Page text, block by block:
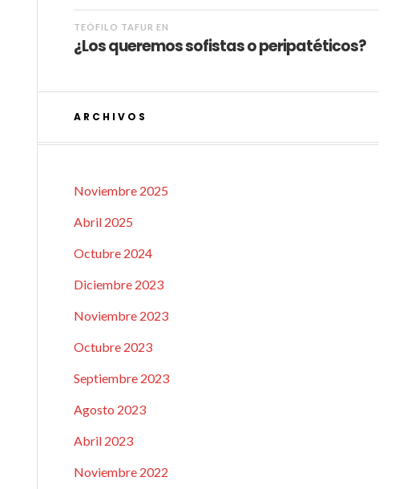
TEÓFILO TAFUR EN
¿Los queremos sofistas o peripatéticos?
ARCHIVOS
Noviembre 2025
Abril 2025
Octubre 2024
Diciembre 2023
Noviembre 2023
Octubre 2023
Septiembre 2023
Agosto 2023
Abril 2023
Noviembre 2022